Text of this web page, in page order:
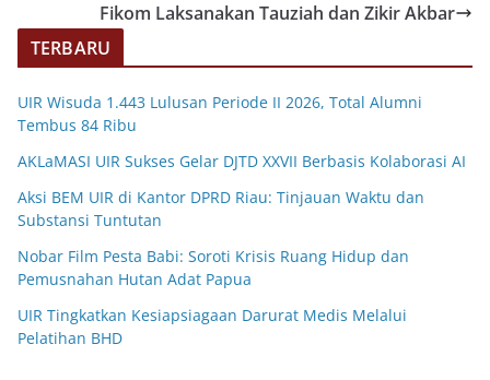
Fikom Laksanakan Tauziah dan Zikir Akbar
TERBARU
UIR Wisuda 1.443 Lulusan Periode II 2026, Total Alumni
Tembus 84 Ribu
AKLaMASI UIR Sukses Gelar DJTD XXVII Berbasis Kolaborasi AI
Aksi BEM UIR di Kantor DPRD Riau: Tinjauan Waktu dan
Substansi Tuntutan
Nobar Film Pesta Babi: Soroti Krisis Ruang Hidup dan
Pemusnahan Hutan Adat Papua
UIR Tingkatkan Kesiapsiagaan Darurat Medis Melalui
Pelatihan BHD